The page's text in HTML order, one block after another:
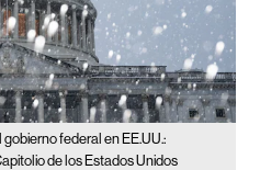
federal en EE.UU.:
de los Estados Unidos